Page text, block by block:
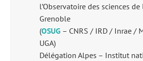
l’Observatoire des sciences de
Grenoble
(OSUG – CNRS / IRD / Inrae /
UGA)
Délégation Alpes – Institut